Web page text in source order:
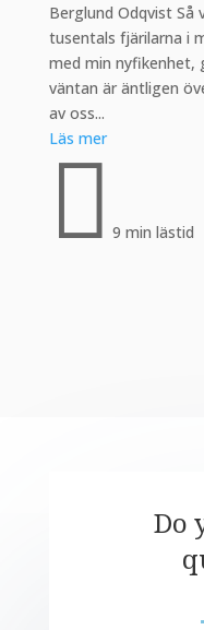
Berglund Odqvist Så
tusentals fjärilarna i
med min nyfikenhet,
väntan är äntligen
av oss...
Läs mer
 9 min lästid
Do